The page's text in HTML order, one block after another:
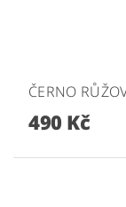
ČERNO
490 Kč